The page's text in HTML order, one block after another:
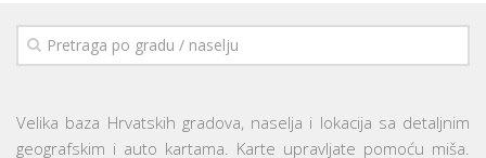
Velika baza Hrvatskih gradova, naselja i lokacija sa detaljnim
geografskim i auto kartama. Karte upravljate pomoću miša.